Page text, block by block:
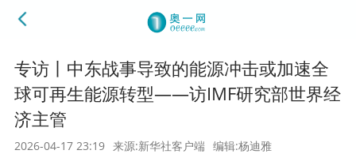
专访丨中东战事导致的能源冲击或加速全
球可再生能源转型——访IMF研究部世界经
济主管
2026-04-17 23:19 来源:新华社客户端 编辑:杨迪雅